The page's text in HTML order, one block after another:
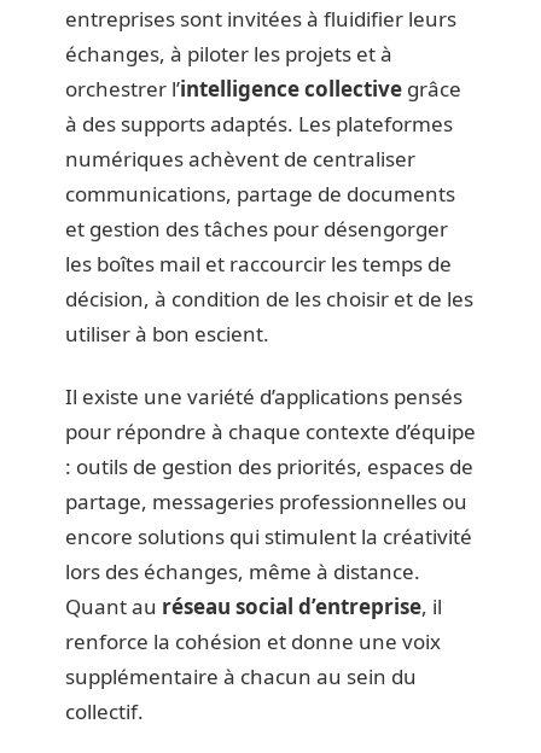
entreprises sont invitées à fluidifier leurs
échanges, à piloter les projets et à
orchestrer l’intelligence collective grâce
à des supports adaptés. Les plateformes
numériques achèvent de centraliser
communications, partage de documents
et gestion des tâches pour désengorger
les boîtes mail et raccourcir les temps de
décision, à condition de les choisir et de les
utiliser à bon escient.
Il existe une variété d’applications pensés
pour répondre à chaque contexte d’équipe
: outils de gestion des priorités, espaces de
partage, messageries professionnelles ou
encore solutions qui stimulent la créativité
lors des échanges, même à distance.
Quant au réseau social d’entreprise, il
renforce la cohésion et donne une voix
supplémentaire à chacun au sein du
collectif.